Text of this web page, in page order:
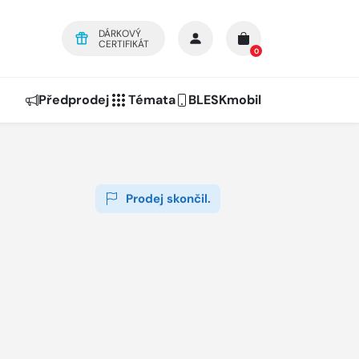
DÁRKOVÝ
CERTIFIKÁT
0
Předprodej Témata BLESKmobil
Prodej skončil.